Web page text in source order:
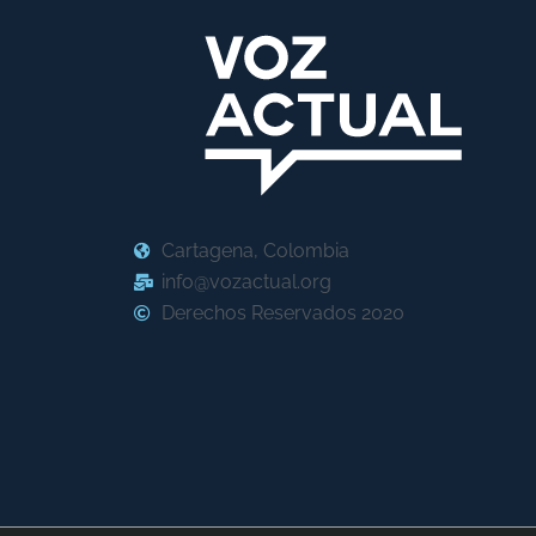
Cartagena, Colombia
info@vozactual.org
Derechos Reservados 2020